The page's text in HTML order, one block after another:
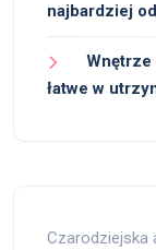
najbardziej
Wnętrze
łatwe w
Czarodziejska